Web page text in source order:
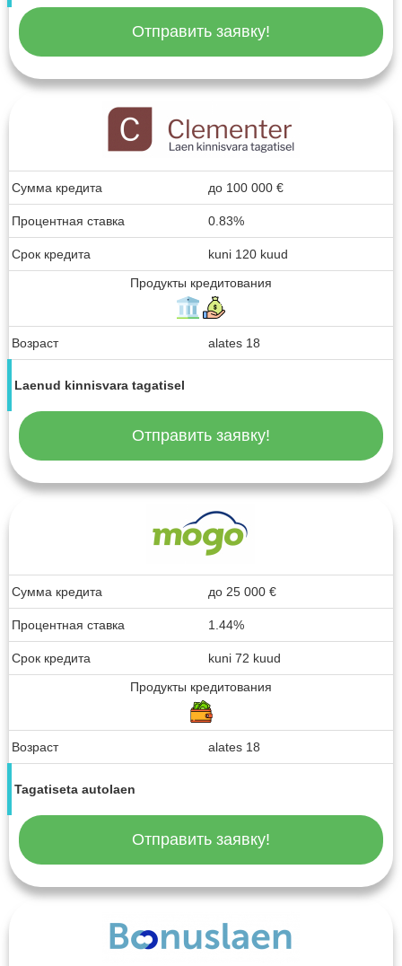
Отправить заявку!
Сумма кредита до 100 000 €
Процентная ставка 0.83%
Срок кредита
kuni 120 kuud
Продукты кредитования
Возраст alates 18
Laenud kinnisvara tagatisel
Отправить заявку!
Сумма кредита до 25 000 €
Процентная ставка 1.44%
Срок кредита
kuni 72 kuud
Продукты кредитования
Возраст alates 18
Tagatiseta autolaen
Отправить заявку!